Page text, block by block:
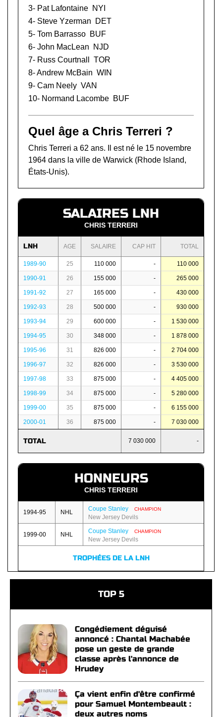
3- Pat Lafontaine NYI
4- Steve Yzerman
DET
5- Tom Barrasso BUF
6- John MacLean
NJD
7- Russ Courtnall
TOR
8-Andrew McBain WIN
9- Cam Neely VAN
10- Normand Lacombe BUF
Quel âge a Chris Terreri ?
Chris Terreri a 62 ans. Il est né le 15 novembre
1964 dans la ville de Warwick (Rhode Island,
États-Unis).
SALAIRES LNH
CHRIS TERRERI
LNH AGE SALAIRE CAP HIT TOTAL
1989-90 25 110 000 - 110 000
1990-91 26 155 000 - 265 000
1991-92 27 165 000 - 430 000
1992-93 28 500 000 - 930 000
1993-94 29 600 000 - 1 530 000
1994-95 30 348 000 - 1 878 000
1995-96 31 826 000 - 2 704 000
1996-97 32 826 000 - 3 530 000
1997-98 33 875 000 - 4 405 000
1998-99 34 875 000 - 5 280 000
1999-00 35 875 000 - 6 155 000
2000-01 36 875 000 - 7 030 000
TOTAL 7 030 000 -
HONNEURS
CHRIS TERRERI
1994-95 NHL Coupe Stanley CHAMPION
New Jersey Devils
1999-00 NHL Coupe Stanley CHAMPION
New Jersey Devils
TROPHÉES DE LA LNH
TOP 5
Congédiement déguisé
annoncé : Chantal Machabée
pose un geste de grande
classe après l'annonce de
Hrudey
Ça vient enfin d'être confirmé
pour Samuel Montembeault :
deux autres noms